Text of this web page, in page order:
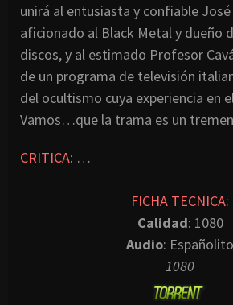
unirá al entusiasta y confiable José
aficionado al Black Metal y dueño
discos, y al estimado Profesor
de un programa de televisión
del ocultismo cuya experiencia en
Vamos…que la trama es un
CRITICA: …
FICHA TECNICA:
Calidad: 1080
Audio: Españolito
1080